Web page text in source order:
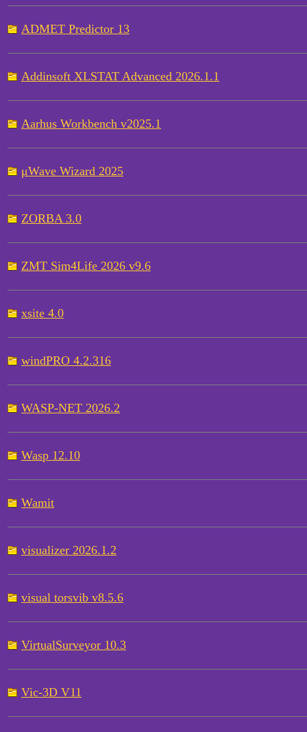
ADMET Predictor 13
Addinsoft XLSTAT Advanced 2026.1.1
Aarhus Workbench v2025.1
μWave Wizard 2025
ZORBA 3.0
ZMT Sim4Life 2026 v9.6
xsite 4.0
windPRO 4.2.316
WASP-NET 2026.2
Wasp 12.10
Wamit
visualizer 2026.1.2
visual torsvib v8.5.6
VirtualSurveyor 10.3
Vic-3D V11